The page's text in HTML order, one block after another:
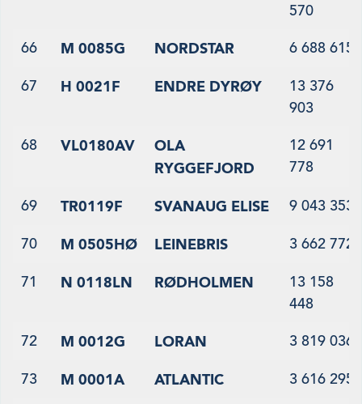
570
66 M 0085G NORDSTAR 6 688 615
67 H 0021F ENDRE DYRØY
13 376
903
68 VL0180AV
OLA
RYGGEFJORD
12 691
778
69 TR0119F SVANAUG ELISE 9 043 353
70 M 0505HØ LEINEBRIS 3 662 772
71 N 0118LN RØDHOLMEN
13 158
448
72 M 0012G LORAN 3 819 036
73 M 0001A ATLANTIC 3 616 295